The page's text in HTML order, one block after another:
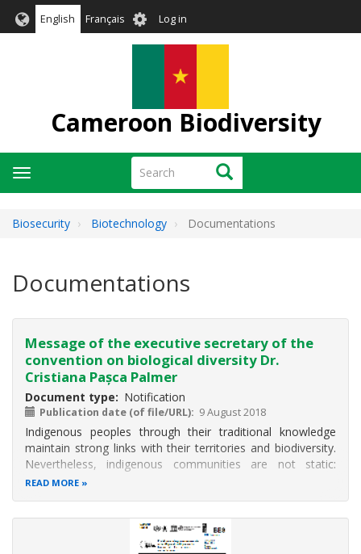
English Français User
account
Log in
Cameroon Biodiversity
Search Search
Toggle
navigation
Biosecurity Biotechnology Documentations
Documentations
Message of the executive secretary of the
convention on biological diversity Dr.
Cristiana Pașca Palmer
Document type Notification
Publication date (of file/URL) 9 August 2018
Indigenous peoples through their traditional knowledge
maintain strong links with their territories and biodiversity.
Nevertheless, indigenous communities are not static:
migration and movement are part of their everyday
READ MORE